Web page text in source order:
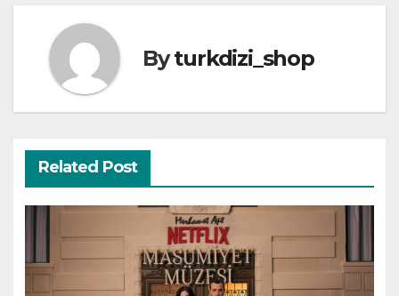
Byturkdizi_shop
Related Post